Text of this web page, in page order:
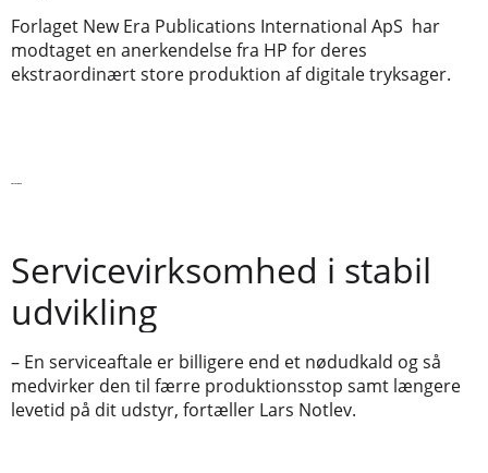
Forlaget New Era Publications International ApS har
modtaget en anerkendelse fra HP for deres
ekstraordinært store produktion af digitale tryksager.
Servicevirksomhed i stabil
udvikling
– En serviceaftale er billigere end et nødudkald og så
medvirker den til færre produktionsstop samt længere
levetid på dit udstyr, fortæller Lars Notlev.